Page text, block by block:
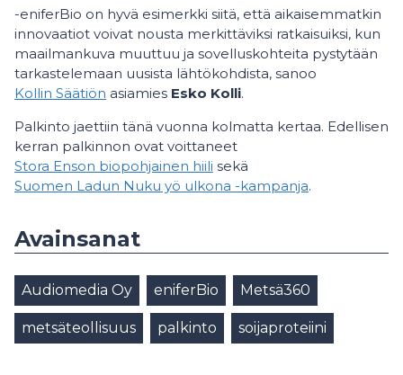
-eniferBio on hyvä esimerkki siitä, että aikaisemmatkin
innovaatiot voivat nousta merkittäviksi ratkaisuiksi, kun
maailmankuva muuttuu ja sovelluskohteita pystytään
tarkastelemaan uusista lähtökohdista, sanoo
Kollin Säätiön asiamies Esko Kolli.
Palkinto jaettiin tänä vuonna kolmatta kertaa. Edellisen
kerran palkinnon ovat voittaneet
Stora Enson biopohjainen hiili sekä
Suomen Ladun Nuku yö ulkona -kampanja.
Avainsanat
Audiomedia Oy eniferBio Metsä360
metsäteollisuus palkinto soijaproteiini